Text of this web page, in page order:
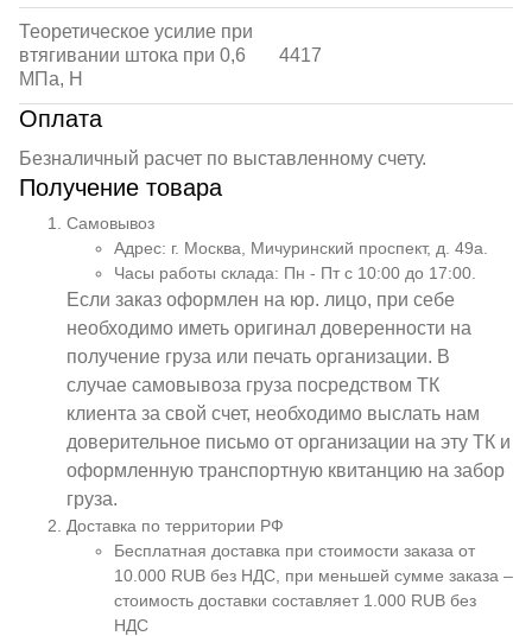
Теоретическое усилие при
втягивании штока при 0,6
МПа, Н
4417
Оплата
Безналичный расчет по выставленному счету.
Получение товара
Самовывоз
Адрес: г. Москва, Мичуринский проспект, д. 49а.
Часы работы склада: Пн - Пт с 10:00 до 17:00.
Если заказ оформлен на юр. лицо, при себе
необходимо иметь оригинал доверенности на
получение груза или печать организации. В
случае самовывоза груза посредством ТК
клиента за свой счет, необходимо выслать нам
доверительное письмо от организации на эту ТК и
оформленную транспортную квитанцию на забор
груза.
Доставка по территории РФ
Бесплатная доставка при стоимости заказа от
10.000 RUB без НДС, при меньшей сумме заказа –
стоимость доставки составляет 1.000 RUB без
НДС